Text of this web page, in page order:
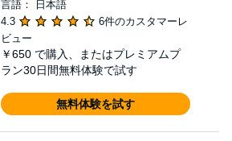
言語： 日本語
4.3
6件のカスタマーレ
ビュー
￥650 で購入、またはプレミアムプ
ラン30日間無料体験で試す
無料体験を試す